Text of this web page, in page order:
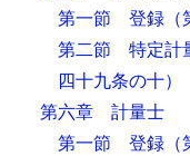
第一節 登録
第二節 特定計
四十九条の十）
第六章 計量士
第一節 登録